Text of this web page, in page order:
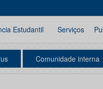
Estudantil Serviços
Comunidade interna